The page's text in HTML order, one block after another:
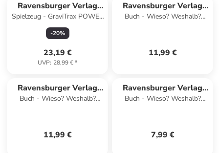
Ravensburger Verlag
GmbH
Spielzeug - GraviTrax POWER
Element Light
-20%
23,19 €
UVP: 28,99 €*
Ravensburger Verlag
GmbH
Buch - Wieso? Weshalb?
11,99 €
Ravensburger Verlag
GmbH
Buch - Wieso? Weshalb?
11,99 €
Ravensburger Verlag
GmbH
Buch - Wieso? Weshalb?
7,99 €